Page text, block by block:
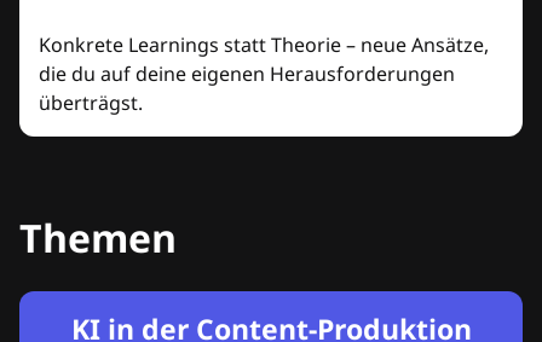
Konkrete Learnings statt Theorie – neue Ansätze,
die du auf deine eigenen Herausforderungen
überträgst.
Themen
KI in der Content-Produktion